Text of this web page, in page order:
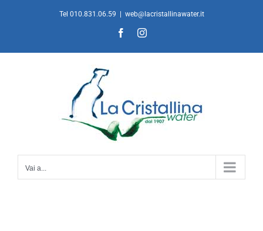
Tel 010.831.06.59 web@lacristallinawater.it
FacebookInstagram
Vai a...